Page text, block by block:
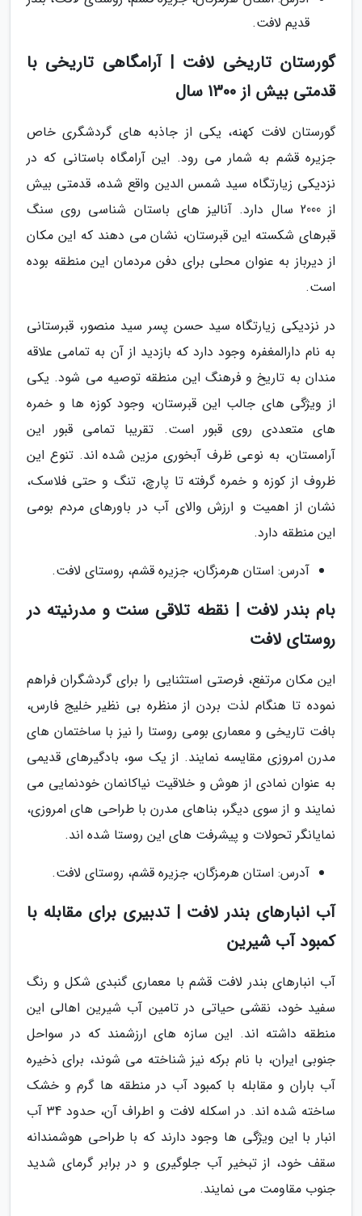
قدیم لافت.
گورستان تاریخی لافت | آرامگاهی تاریخی با
قدمتی بیش از 1300 سال
گورستان لافت کهنه، یکی از جاذبه های گردشگری خاص
جزیره قشم به شمار می رود. این آرامگاه باستانی که در
نزدیکی زیارتگاه سید شمس الدین واقع شده، قدمتی بیش
از 2000 سال دارد. آنالیز های باستان شناسی روی سنگ
قبرهای شکسته این قبرستان، نشان می دهند که این مکان
از دیرباز به عنوان محلی برای دفن مردمان این منطقه بوده
است.
در نزدیکی زیارتگاه سید حسن پسر سید منصور، قبرستانی
به نام دارالمغفره وجود دارد که بازدید از آن به تمامی علاقه
مندان به تاریخ و فرهنگ این منطقه توصیه می شود. یکی
از ویژگی های جالب این قبرستان، وجود کوزه ها و خمره
های متعددی روی قبور است. تقریبا تمامی قبور این
آرامستان، به نوعی ظرف آبخوری مزین شده اند. تنوع این
ظروف از کوزه و خمره گرفته تا پارچ، تنگ و حتی فلاسک،
نشان از اهمیت و ارزش والای آب در باورهای مردم بومی
این منطقه دارد.
آدرس: استان هرمزگان، جزیره قشم، روستای لافت.
بام بندر لافت | نقطه تلاقی سنت و مدرنیته در
روستای لافت
این مکان مرتفع، فرصتی استثنایی را برای گردشگران فراهم
نموده تا هنگام لذت بردن از منظره بی نظیر خلیج فارس،
بافت تاریخی و معماری بومی روستا را نیز با ساختمان های
مدرن امروزی مقایسه نمایند. از یک سو، بادگیرهای قدیمی
به عنوان نمادی از هوش و خلاقیت نیاکانمان خودنمایی می
نمایند و از سوی دیگر، بناهای مدرن با طراحی های امروزی،
نمایانگر تحولات و پیشرفت های این روستا شده اند.
آدرس: استان هرمزگان، جزیره قشم، روستای لافت.
آب انبارهای بندر لافت | تدبیری برای مقابله با
کمبود آب شیرین
آب انبارهای بندر لافت قشم با معماری گنبدی شکل و رنگ
سفید خود، نقشی حیاتی در تامین آب شیرین اهالی این
منطقه داشته اند. این سازه های ارزشمند که در سواحل
جنوبی ایران، با نام برکه نیز شناخته می شوند، برای ذخیره
آب باران و مقابله با کمبود آب در منطقه ها گرم و خشک
ساخته شده اند. در اسکله لافت و اطراف آن، حدود 34 آب
انبار با این ویژگی ها وجود دارند که با طراحی هوشمندانه
سقف خود، از تبخیر آب جلوگیری و در برابر گرمای شدید
جنوب مقاومت می نمایند.